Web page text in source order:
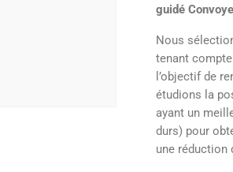
guidé
Nous
tenant
l’objectif de
étudions la
ayant un
durs) pour
une réduction